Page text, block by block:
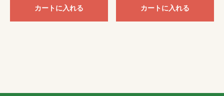
カートに入れる カートに入れる